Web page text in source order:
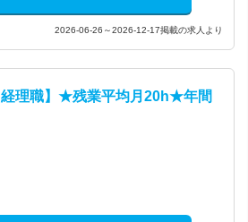
2026-06-26～2026-12-17掲載の求人より
経理職】★残業平均月20h★年間